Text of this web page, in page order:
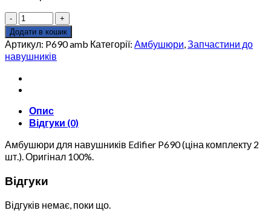
Амбушюри
для
навушників
Edifier
P690
(оригінальні
100%)
Додати в кошик
Артикул: P690 amb Категорії: Амбушюри,Запчастини до
навушників
Опис
Відгуки (0)
Амбушюри для навушників Edifier P690 (ціна комплекту 2
шт.). Оригінал 100%.
Відгуки
Відгуків немає, поки що.